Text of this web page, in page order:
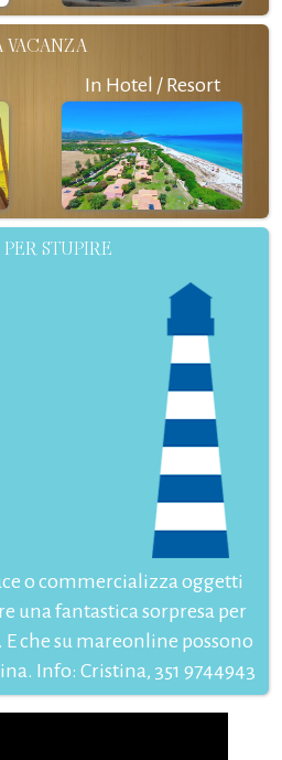
VACANZA
In Hotel / Resort
STUPIRE
o commercializza oggetti
una fantastica sorpresa per
che su mareonline possono
Info: Cristina, 351 9744943